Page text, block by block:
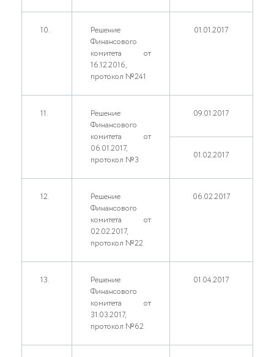
10.
Решение
Финансового
комитета от
16.12.2016,
протокол №241
01.01.2017
11.
Решение
Финансового
комитета от
06.01.2017,
протокол №3
09.01.2017
01.02.2017
12.
Решение
Финансового
комитета от
02.02.2017,
протокол №22
06.02.2017
13.
Решение
Финансового
комитета от
31.03.2017,
протокол №62
01.04.2017